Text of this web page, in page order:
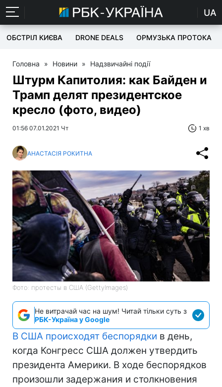
UA
ОБСТРІЛ КИЄВА DRONE DEALS ОРМУЗЬКА ПРОТОКА
Головна » Новини » Надзвичайні події
Штурм Капитолия: как Байден и
Трамп делят президентское
кресло (фото, видео)
01:56 07.01.2021 Чт 1 хв
АНАСТАСІЯ РОКИТНА
Фото: протесты в США (GettyImages)
Не витрачай час на шум! Читай тільки суть з
РБК-Україна у Google
В США происходят беспорядки в день,
когда Конгресс США должен утвердить
президента Америки. В ходе беспорядков
произошли задержания и столкновения